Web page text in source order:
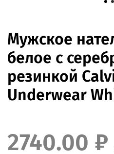
Мужское
белое с
резинкой
Underwear
2740.00 ₽